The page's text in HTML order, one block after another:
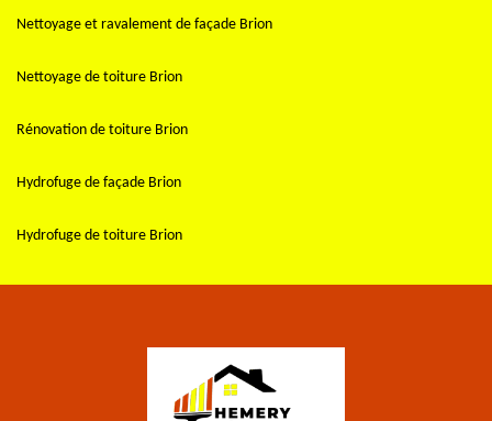
Nettoyage et ravalement de façade Brion
Nettoyage de toiture Brion
Rénovation de toiture Brion
Hydrofuge de façade Brion
Hydrofuge de toiture Brion